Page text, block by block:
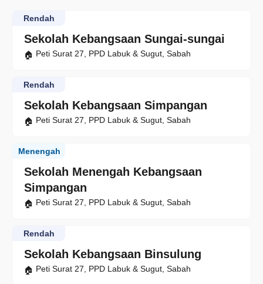
Sekolah Kebangsaan Sungai-sungai
Rendah
Peti Surat 27, PPD Labuk & Sugut, Sabah
Sekolah Kebangsaan Simpangan
Rendah
Peti Surat 27, PPD Labuk & Sugut, Sabah
Sekolah Menengah Kebangsaan
Simpangan
Menengah
Peti Surat 27, PPD Labuk & Sugut, Sabah
Sekolah Kebangsaan Binsulung
Rendah
Peti Surat 27, PPD Labuk & Sugut, Sabah